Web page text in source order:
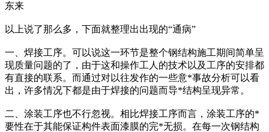
东来
以上说了那么多，下面就整理出出现的“通病”
一、焊接工序。可以说这一环节是整个钢结构施工期间简单呈
现质量问题的了，由于这和操作工人的技术以及工序的安排都
有直接的联系。而通过对以往发作的一些意*事故分析可以看
出，许多情况下都是由于焊接的问题而导*结构呈现异常。
二、涂装工序也不行忽视。相比焊接工序而言，涂装工序的*
要性在于其能保证构件表面漆膜的完*无损。在每一次钢结构